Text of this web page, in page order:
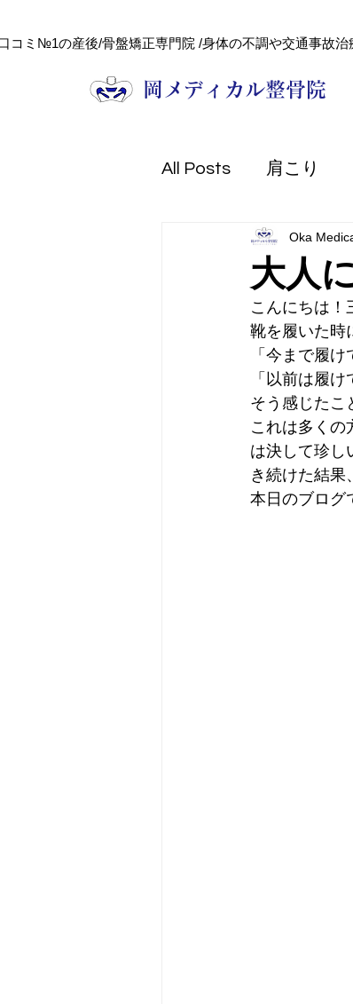
コミ№1の産後/骨盤矯正専門院 /身体の不調や交通事故治
​岡メディカル整骨院
All Posts 肩こり
健康コラ
フェイシャル
防災
大人
Oka
こんにちは！
靴を履いた時
「今まで履
「以前は履
そう感じたこ
これは多くの
は決して珍し
き続けた結果
本日のブログ